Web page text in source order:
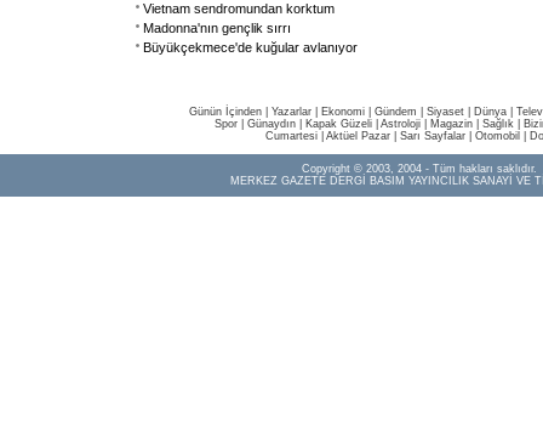
Vietnam sendromundan korktum
Madonna'nın gençlik sırrı
Büyükçekmece'de kuğular avlanıyor
Günün İçinden Yazarlar Ekonomi Gündem Siyaset Dünya |
Spor
Günaydın Kapak Güzeli Astroloji Magazin Sağlık
Cumartesi| Aktüel Pazar| Sarı Sayfalar| Otomobil
Copyright © 2003, 2004 - Tüm hakları saklıdır.
MERKEZ GAZETE DERGİ BASIM YAYINCILIK SANAYİ VE